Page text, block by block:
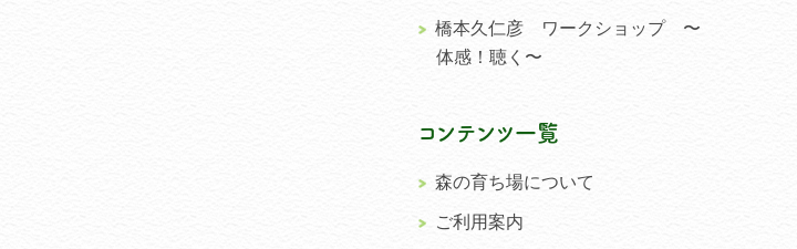
橋本久仁彦 ワークショップ 〜
体感！聴く〜
コンテンツ一覧
森の育ち場について
ご利用案内